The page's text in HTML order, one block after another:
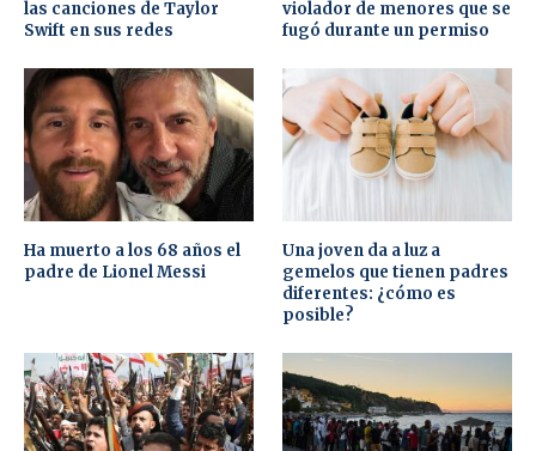
las canciones de Taylor
Swift en sus redes
violador de menores que se
fugó durante un permiso
Ha muerto a los 68 años el
padre de Lionel Messi
Una joven da a luz a
gemelos que tienen padres
diferentes: ¿cómo es
posible?